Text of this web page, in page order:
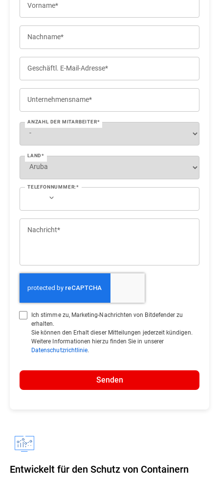
Entwickelt für den Schutz von Containern
Vorname*
Nachname*
Geschäftl. E-Mail-Adresse*
Unternehmensname*
ANZAHL DER MITARBEITER*
LAND*
TELEFONNUMMER:*
Nachricht*
Ich stimme zu, Marketing-Nachrichten von Bitdefender zu
erhalten.
Sie können den Erhalt dieser Mitteilungen jederzeit kündigen.
Weitere Informationen hierzu finden Sie in unserer
Datenschutzrichtlinie.
Senden